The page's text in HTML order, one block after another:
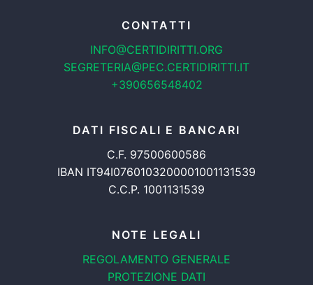
CONTATTI
INFO@CERTIDIRITTI.ORG
SEGRETERIA@PEC.CERTIDIRITTI.IT
+390656548402
DATI FISCALI E BANCARI
C.F. 97500600586
IBAN IT94I0760103200001001131539
C.C.P. 1001131539
NOTE LEGALI
REGOLAMENTO GENERALE
PROTEZIONE DATI